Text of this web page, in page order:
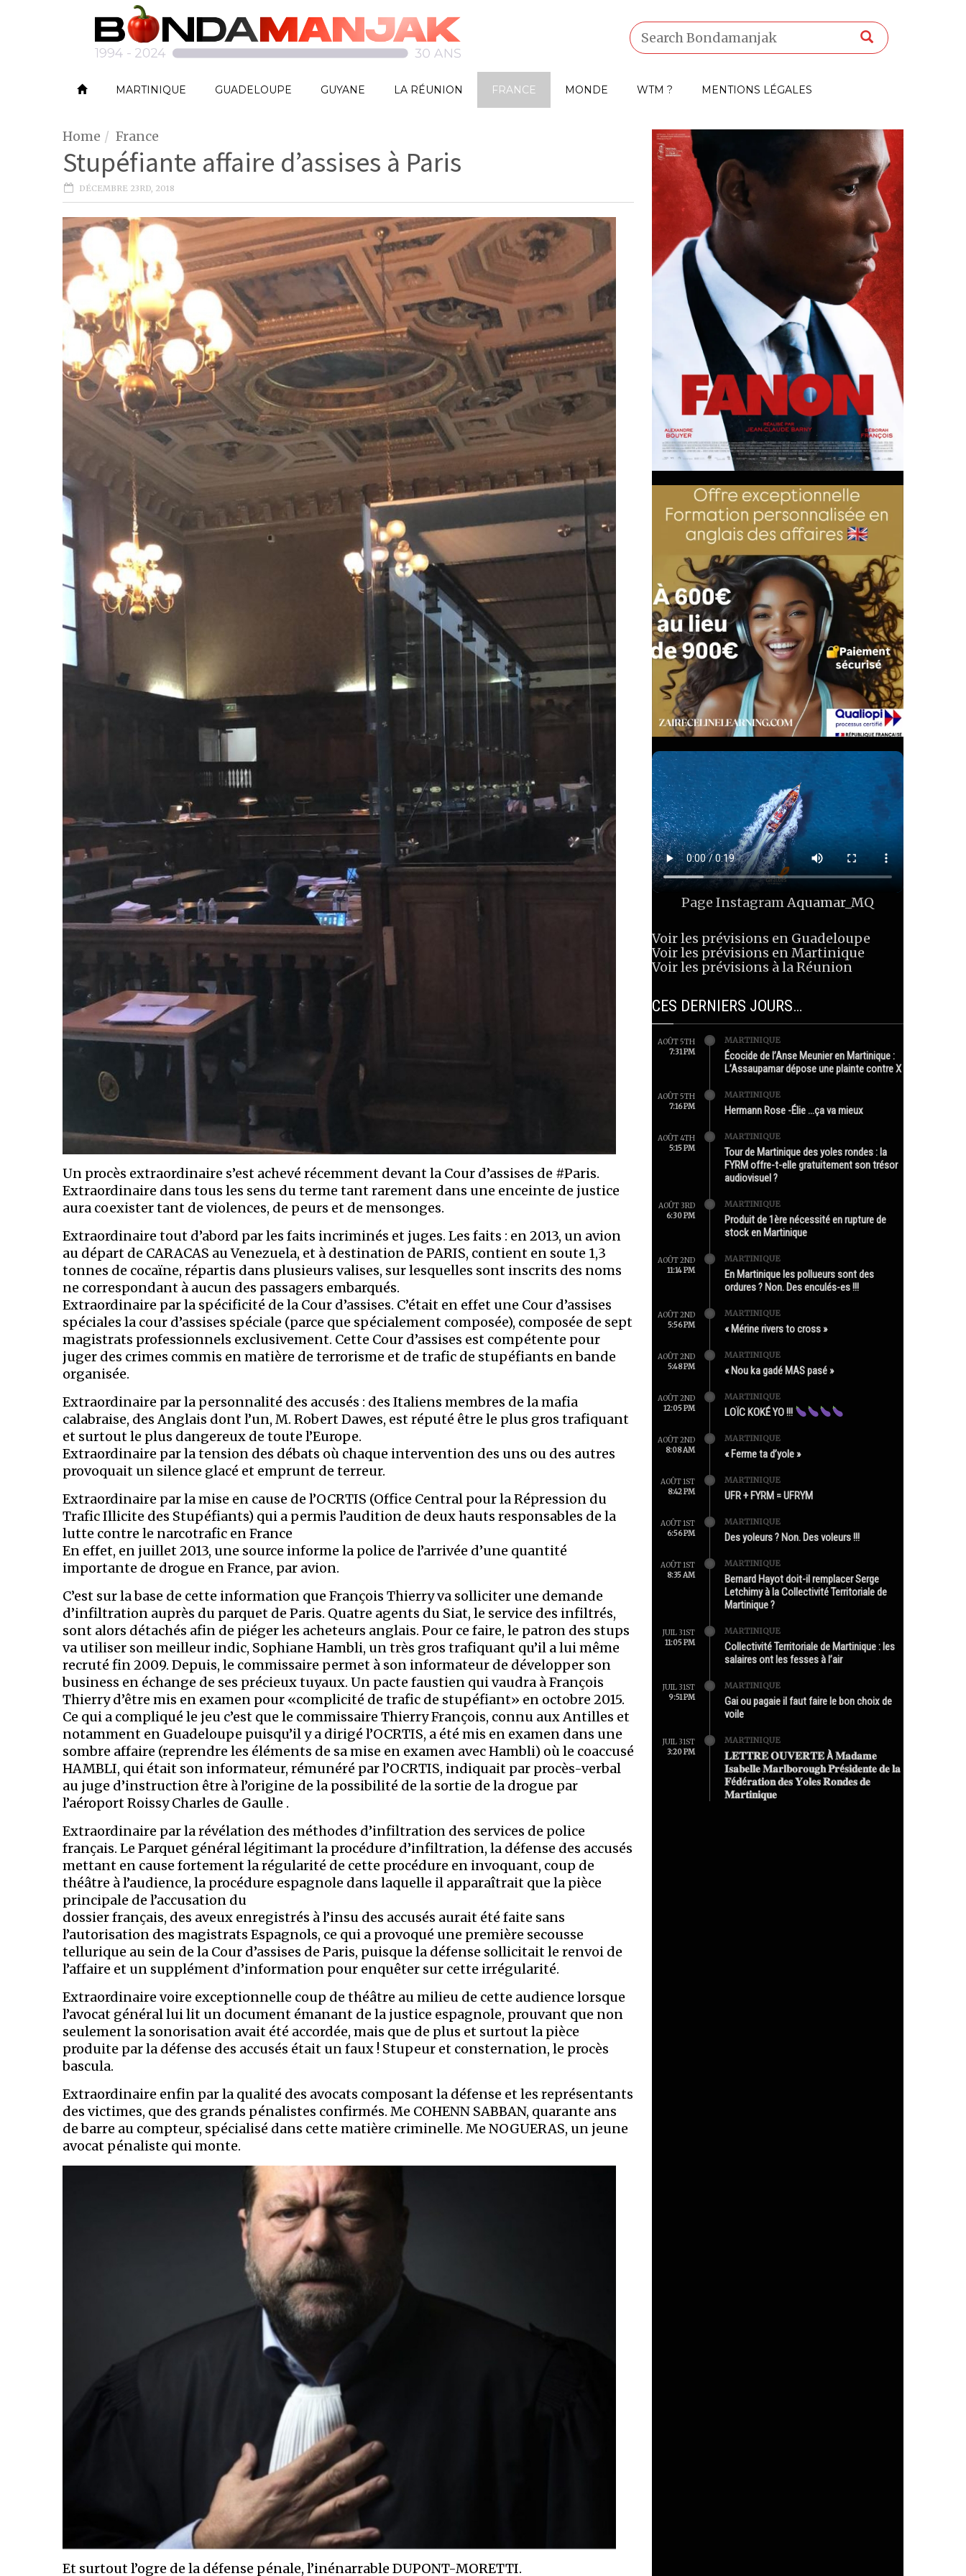
MARTINIQUE GUADELOUPE GUYANE LA RÉUNION FRANCE MONDE WTM ? MENTIONS LÉGALES
Home France
Stupéfiante affaire d’assises à Paris
DÉCEMBRE 23RD, 2018
Un procès extraordinaire s’est achevé récemment devant la Cour d’assises de #Paris.
Extraordinaire dans tous les sens du terme tant rarement dans une enceinte de justice
aura coexister tant de violences, de peurs et de mensonges.
Extraordinaire tout d’abord par les faits incriminés et juges. Les faits : en 2013, un avion
au départ de CARACAS au Venezuela, et à destination de PARIS, contient en soute 1,3
tonnes de cocaïne, répartis dans plusieurs valises, sur lesquelles sont inscrits des noms
ne correspondant à aucun des passagers embarqués.
Extraordinaire par la spécificité de la Cour d’assises. C’était en effet une Cour d’assises
spéciales la cour d’assises spéciale (parce que spécialement composée), composée de sept
magistrats professionnels exclusivement. Cette Cour d’assises est compétente pour
juger des crimes commis en matière de terrorisme et de trafic de stupéfiants en bande
organisée.
Extraordinaire par la personnalité des accusés : des Italiens membres de la mafia
calabraise, des Anglais dont l’un, M. Robert Dawes, est réputé être le plus gros trafiquant
et surtout le plus dangereux de toute l’Europe.
Extraordinaire par la tension des débats où chaque intervention des uns ou des autres
provoquait un silence glacé et emprunt de terreur.
Extraordinaire par la mise en cause de l’OCRTIS (Office Central pour la Répression du
Trafic Illicite des Stupéfiants) qui a permis l’audition de deux hauts responsables de la
lutte contre le narcotrafic en France
En effet, en juillet 2013, une source informe la police de l’arrivée d’une quantité
importante de drogue en France, par avion.
C’est sur la base de cette information que François Thierry va solliciter une demande
d’infiltration auprès du parquet de Paris. Quatre agents du Siat, le service des infiltrés,
sont alors détachés afin de piéger les acheteurs anglais. Pour ce faire, le patron des stups
va utiliser son meilleur indic, Sophiane Hambli, un très gros trafiquant qu’il a lui même
recruté fin 2009. Depuis, le commissaire permet à son informateur de développer son
business en échange de ses précieux tuyaux. Un pacte faustien qui vaudra à François
Thierry d’être mis en examen pour «complicité de trafic de stupéfiant» en octobre 2015.
Ce qui a compliqué le jeu c’est que le commissaire Thierry François, connu aux Antilles et
notamment en Guadeloupe puisqu’il y a dirigé l’OCRTIS, a été mis en examen dans une
sombre affaire (reprendre les éléments de sa mise en examen avec Hambli) où le coaccusé
HAMBLI, qui était son informateur, rémunéré par l’OCRTIS, indiquait par procès-verbal
au juge d’instruction être à l’origine de la possibilité de la sortie de la drogue par
l’aéroport Roissy Charles de Gaulle .
Extraordinaire par la révélation des méthodes d’infiltration des services de police
français. Le Parquet général légitimant la procédure d’infiltration, la défense des accusés
mettant en cause fortement la régularité de cette procédure en invoquant, coup de
théâtre à l’audience, la procédure espagnole dans laquelle il apparaîtrait que la pièce
principale de l’accusation du
dossier français, des aveux enregistrés à l’insu des accusés aurait été faite sans
l’autorisation des magistrats Espagnols, ce qui a provoqué une première secousse
tellurique au sein de la Cour d’assises de Paris, puisque la défense sollicitait le renvoi de
l’affaire et un supplément d’information pour enquêter sur cette irrégularité.
Extraordinaire voire exceptionnelle coup de théâtre au milieu de cette audience lorsque
l’avocat général lui lit un document émanant de la justice espagnole, prouvant que non
seulement la sonorisation avait été accordée, mais que de plus et surtout la pièce
produite par la défense des accusés était un faux ! Stupeur et consternation, le procès
bascula.
Extraordinaire enfin par la qualité des avocats composant la défense et les représentants
des victimes, que des grands pénalistes confirmés. Me COHENN SABBAN, quarante ans
de barre au compteur, spécialisé dans cette matière criminelle. Me NOGUERAS, un jeune
avocat pénaliste qui monte.
Et surtout l’ogre de la défense pénale, l’inénarrable DUPONT-MORETTI.
Page InstagramAquamar_MQ
Voir les prévisions en Guadeloupe
Voir les prévisions en Martinique
Voir les prévisions à la Réunion
CES DERNIERS JOURS…
AOÛT 5TH
7:31 PM
MARTINIQUE
Écocide de l’Anse Meunier en Martinique :
L’Assaupamar dépose une plainte contre X
AOÛT 5TH
7:16 PM
MARTINIQUE
Hermann Rose -Élie …ça va mieux
AOÛT 4TH
5:15 PM
MARTINIQUE
Tour de Martinique des yoles rondes : la
FYRM offre-t-elle gratuitement son trésor
audiovisuel ?
AOÛT 3RD
6:30 PM
MARTINIQUE
Produit de 1ère nécessité en rupture de
stock en Martinique
AOÛT 2ND
11:14 PM
MARTINIQUE
En Martinique les pollueurs sont des
ordures ? Non. Des enculés-es !!!
AOÛT 2ND
5:56 PM
MARTINIQUE
« Mérine rivers to cross »
AOÛT 2ND
5:48 PM
MARTINIQUE
« Nou ka gadé MAS pasé »
AOÛT 2ND
12:05 PM
MARTINIQUE
LOÏC KOKÉ YO !!!
AOÛT 2ND
8:08 AM
MARTINIQUE
« Ferme ta d’yole »
AOÛT 1ST
8:42 PM
MARTINIQUE
UFR + FYRM = UFRYM
AOÛT 1ST
6:56 PM
MARTINIQUE
Des yoleurs ? Non. Des voleurs !!!
AOÛT 1ST
8:35 AM
MARTINIQUE
Bernard Hayot doit-il remplacer Serge
Letchimy à la Collectivité Territoriale de
Martinique ?
JUIL 31ST
11:05 PM
MARTINIQUE
Collectivité Territoriale de Martinique : les
salaires ont les fesses à l’air
JUIL 31ST
9:51 PM
MARTINIQUE
Gai ou pagaie il faut faire le bon choix de
voile
JUIL 31ST
3:20 PM
MARTINIQUE
𝐋𝐄𝐓𝐓𝐑𝐄 𝐎𝐔𝐕𝐄𝐑𝐓𝐄 À 𝐌𝐚𝐝𝐚𝐦𝐞
𝐈𝐬𝐚𝐛𝐞𝐥𝐥𝐞 𝐌𝐚𝐫𝐥𝐛𝐨𝐫𝐨𝐮𝐠𝐡 𝐏𝐫é𝐬𝐢𝐝𝐞𝐧𝐭𝐞 𝐝𝐞 𝐥𝐚
𝐅é𝐝é𝐫𝐚𝐭𝐢𝐨𝐧 𝐝𝐞𝐬 𝐘𝐨𝐥𝐞𝐬 𝐑𝐨𝐧𝐝𝐞𝐬 𝐝𝐞
𝐌𝐚𝐫𝐭𝐢𝐧𝐢𝐪𝐮𝐞